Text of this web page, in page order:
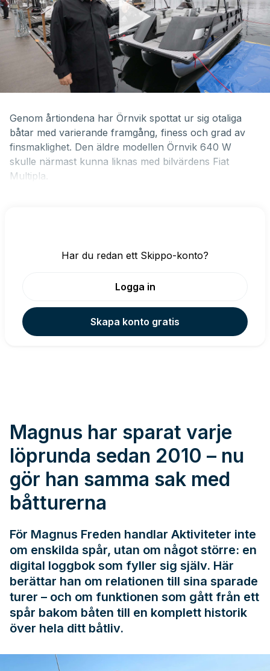
Genom årtiondena har Örnvik spottat ur sig otaliga
båtar med varierande framgång, finess och grad av
finsmaklighet. Den äldre modellen Örnvik 640 W
skulle närmast kunna liknas med bilvärdens Fiat
Multipla.
Har du redan ett Skippo-konto?
Logga in
Skapa konto gratis
Magnus har sparat varje
löprunda sedan 2010 – nu
gör han samma sak med
båtturerna
För Magnus Freden handlar Aktiviteter inte
om enskilda spår, utan om något större: en
digital loggbok som fyller sig själv. Här
berättar han om relationen till sina sparade
turer – och om funktionen som gått från ett
spår bakom båten till en komplett historik
över hela ditt båtliv.